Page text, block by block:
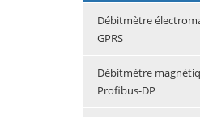
Débitmètre
GPRS
Débitmètre
Profibus-DP